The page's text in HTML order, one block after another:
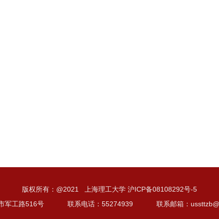
版权所有：@2021 上海理工大学 沪ICP备08108292号-5
军工路516号
联系电话：55274939 联系邮箱：